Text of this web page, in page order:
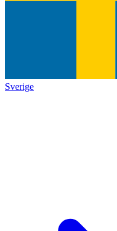
Sverige